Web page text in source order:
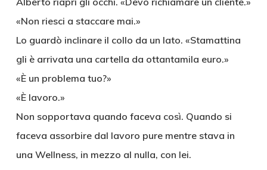
«Non riesci a staccare mai.»
Lo guardò inclinare il collo da un lato. «Stamattina
gli è arrivata una cartella da ottantamila euro.»
«È un problema tuo?»
«È lavoro.»
Non sopportava quando faceva così. Quando si
faceva assorbire dal lavoro pure mentre stava in
una Wellness, in mezzo al nulla, con lei.